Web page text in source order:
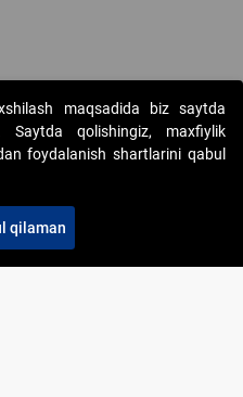
auksionlarni tashkil etish"
21-11
maqsadida biz saytda
Saytda qolishingiz, maxfiylik
foydalanish shartlarini qabul
qilaman